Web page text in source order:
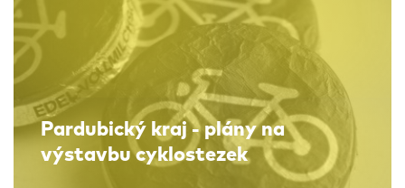
Pardubický kraj - plány na
výstavbu cyklostezek